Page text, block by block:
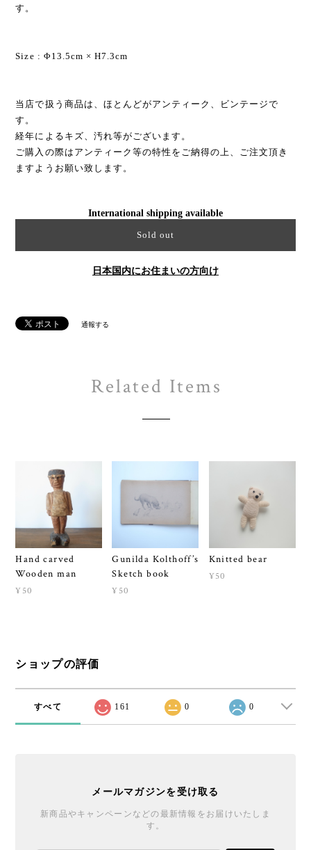
す。
Size : Φ13.5cm × H7.3cm
当店で扱う商品は、ほとんどがアンティーク、ビンテージで
す。
経年によるキズ、汚れ等がございます。
ご購入の際はアンティーク等の特性をご納得の上、ご注文頂き
ますようお願い致します。
International shipping available
Sold out
日本国内にお住まいの方向け
通報する
Related Items
Hand carved
Wooden man
¥50
Gunilda Kolthoff’s
Sketch book
¥50
Knitted bear
¥50
ショップの評価
すべて 161 0 0
メールマガジンを受け取る
新商品やキャンペーンなどの最新情報をお届けいたしま
す。